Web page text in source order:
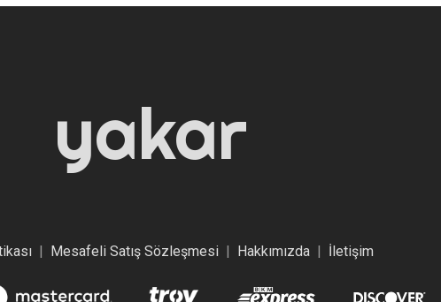
yakar
| Mesafeli Satış Sözleşmesi| Hakkımızda| İletişim